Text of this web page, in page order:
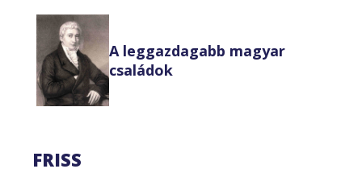
A leggazdagabb magyar
családok
FRISS